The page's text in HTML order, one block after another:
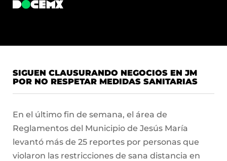
SIGUEN CLAUSURANDO NEGOCIOS EN JM
POR NO RESPETAR MEDIDAS SANITARIAS
En el último fin de semana, el área de
Reglamentos del Municipio de Jesús María
levantó más de 25 reportes por personas que
violaron las restricciones de sana distancia en